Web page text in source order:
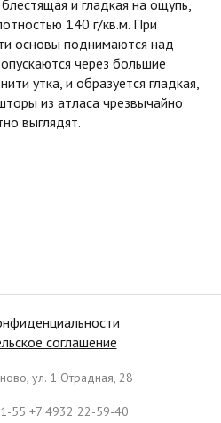
и гладкая на ощупь,
140 г/кв.м. При
основы поднимаются над
через большие
утка, и образуется гладкая,
из атласа чрезвычайно
выглядят.
соглашение
ул. 1 Отрадная, 28
55 +7 4932 22-59-40